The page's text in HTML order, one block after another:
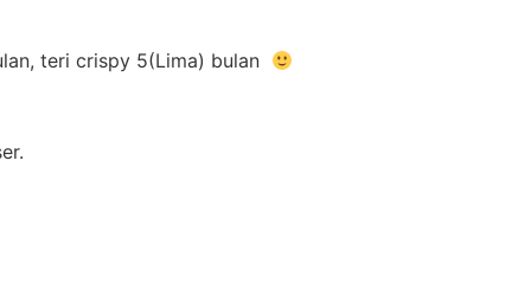
teri crispy 5(Lima) bulan